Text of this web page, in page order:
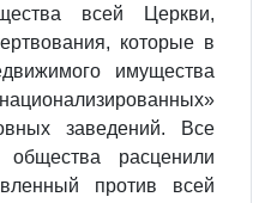
всей Церкви,
которые в
имущества
заведений. Все
общества расценили
против всей